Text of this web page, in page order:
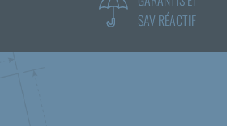
SAV RÉACTIF